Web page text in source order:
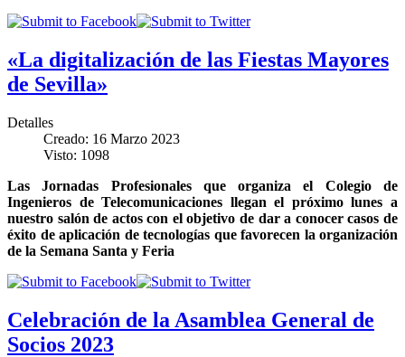
«La digitalización de las Fiestas Mayores
de Sevilla»
Detalles
Creado: 16 Marzo 2023
Visto: 1098
Las Jornadas Profesionales que organiza el Colegio de
Ingenieros de Telecomunicaciones llegan el próximo lunes a
nuestro salón de actos con el objetivo de dar a conocer casos de
éxito de aplicación de tecnologías que favorecen la organización
de la Semana Santa y Feria
Celebración de la Asamblea General de
Socios 2023